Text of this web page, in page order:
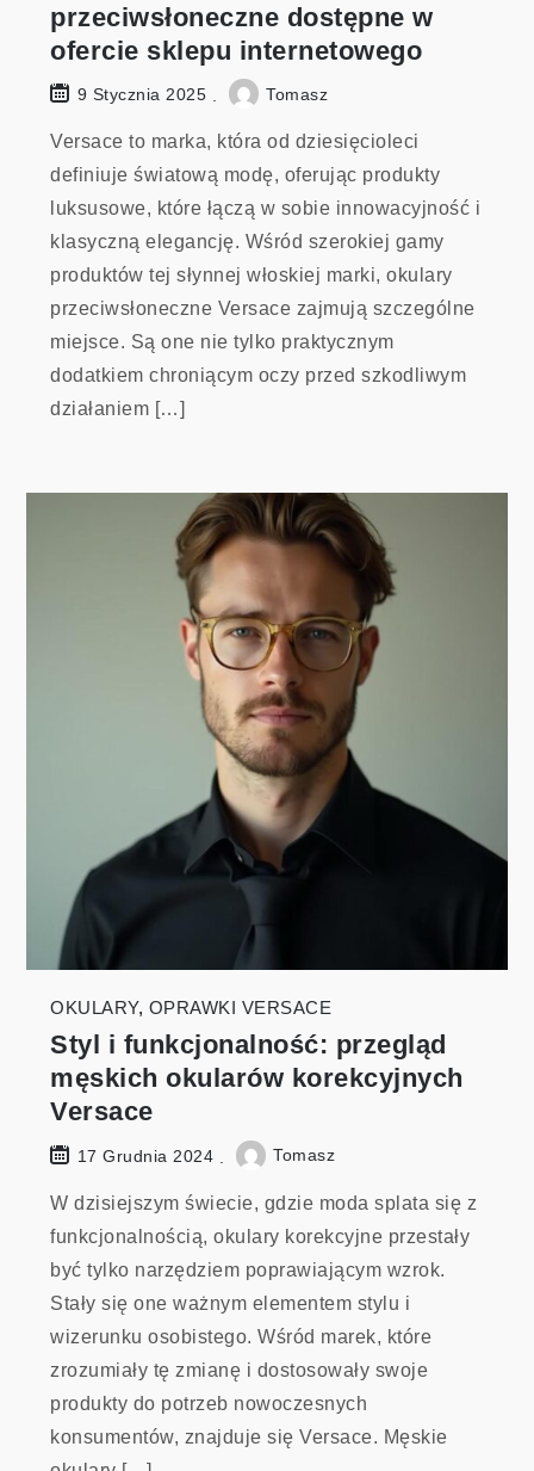
przeciwsłoneczne dostępne w
ofercie sklepu internetowego
9 Stycznia 2025 Tomasz
Versace to marka, która od dziesięcioleci
definiuje światową modę, oferując produkty
luksusowe, które łączą w sobie innowacyjność i
klasyczną elegancję. Wśród szerokiej gamy
produktów tej słynnej włoskiej marki, okulary
przeciwsłoneczne Versace zajmują szczególne
miejsce. Są one nie tylko praktycznym
dodatkiem chroniącym oczy przed szkodliwym
działaniem […]
OKULARY, OPRAWKI VERSACE
Styl i funkcjonalność: przegląd
męskich okularów korekcyjnych
Versace
17 Grudnia 2024 Tomasz
W dzisiejszym świecie, gdzie moda splata się z
funkcjonalnością, okulary korekcyjne przestały
być tylko narzędziem poprawiającym wzrok.
Stały się one ważnym elementem stylu i
wizerunku osobistego. Wśród marek, które
zrozumiały tę zmianę i dostosowały swoje
produkty do potrzeb nowoczesnych
konsumentów, znajduje się Versace. Męskie